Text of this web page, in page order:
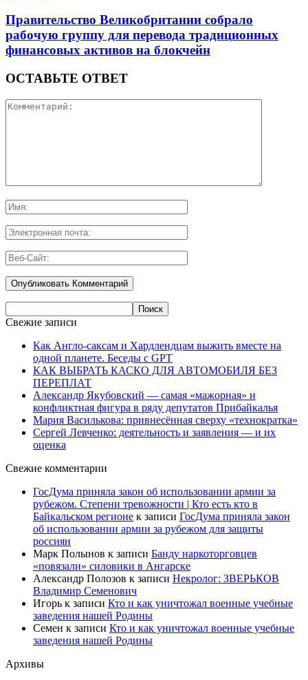
Правительство Великобритании собрало
рабочую группу для перевода традиционных
финансовых активов на блокчейн
ОСТАВЬТЕ ОТВЕТ
Свежие записи
Как Англо-саксам и Хардлендцам выжить вместе на
одной планете. Беседы с GPT
КАК ВЫБРАТЬ КАСКО ДЛЯ АВТОМОБИЛЯ БЕЗ
ПЕРЕПЛАТ
Александр Якубовский — самая «мажорная» и
конфликтная фигура в ряду депутатов Прибайкалья
Мария Василькова: привнесённая сверху «технократка»
Сергей Левченко: деятельность и заявления — и их
оценка
Свежие комментарии
ГосДума приняла закон об использовании армии за
рубежом. Степени тревожности | Кто есть кто в
Байкальском регионе к записи ГосДума приняла закон
об использовании армии за рубежом для защиты
россиян
Марк Полынов к записи Банду наркоторговцев
«повязали» силовики в Ангарске
Александр Полозов к записи Некролог: ЗВЕРЬКОВ
Владимир Семенович
Игорь к записи Кто и как уничтожал военные учебные
заведения нашей Родины
Семен к записи Кто и как уничтожал военные учебные
заведения нашей Родины
Архивы